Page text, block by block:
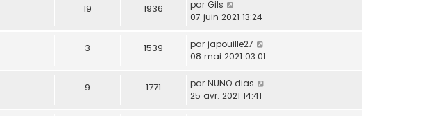
19 1936 par Gils
07 juin 2021 13:24
3 1539 par japouille27
08 mai 2021 03:01
9 1771 par NUNO dias
25 avr. 2021 14:41